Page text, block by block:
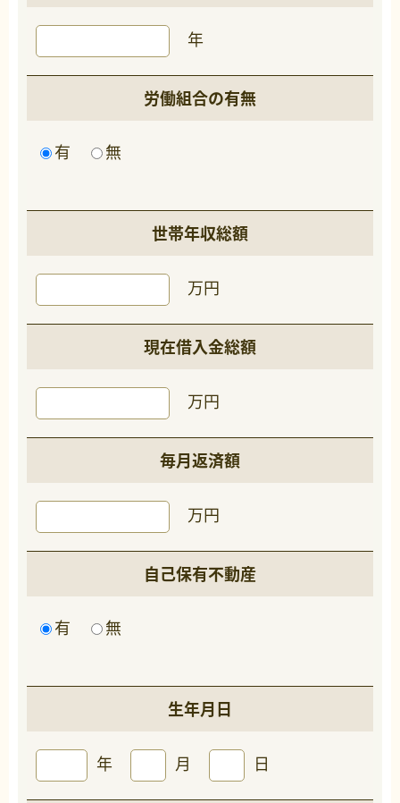
年
労働組合の有無
有 無
世帯年収総額
万円
現在借入金総額
万円
毎月返済額
万円
自己保有不動産
有 無
生年月日
年 月 日